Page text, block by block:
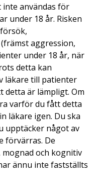
inte användas för
under 18 år. Risken
aggression,
under 18 år, när
detta kan
läkare till patienter
detta är lämpligt. Om
varför du fått detta
läkare igen. Du ska
upptäcker något av
förvärras. De
och kognitiv
ännu inte fastställts